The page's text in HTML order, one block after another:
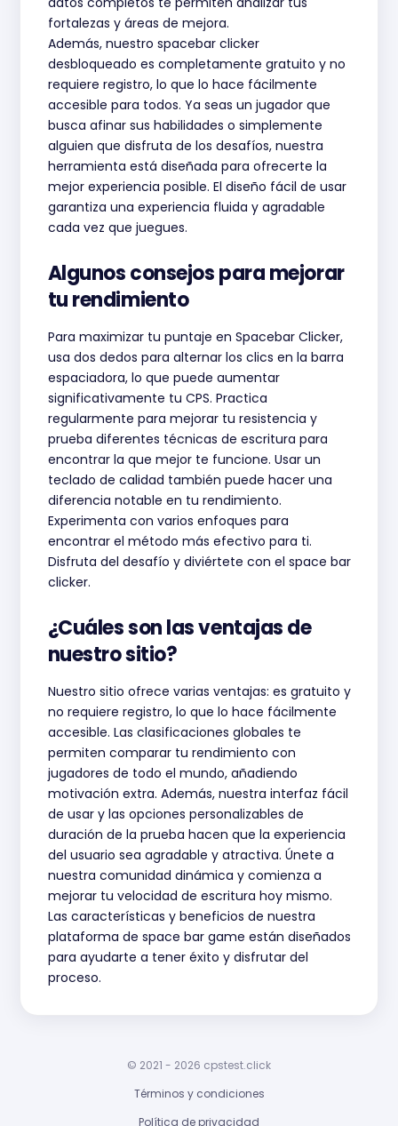
fortalezas y áreas de mejora.
Además, nuestro spacebar clicker
desbloqueado es completamente gratuito y no
requiere registro, lo que lo hace fácilmente
accesible para todos. Ya seas un jugador que
busca afinar sus habilidades o simplemente
alguien que disfruta de los desafíos, nuestra
herramienta está diseñada para ofrecerte la
mejor experiencia posible. El diseño fácil de usar
garantiza una experiencia fluida y agradable
cada vez que juegues.
Algunos consejos para mejorar
tu rendimiento
Para maximizar tu puntaje en Spacebar Clicker,
usa dos dedos para alternar los clics en la barra
espaciadora, lo que puede aumentar
significativamente tu CPS. Practica
regularmente para mejorar tu resistencia y
prueba diferentes técnicas de escritura para
encontrar la que mejor te funcione. Usar un
teclado de calidad también puede hacer una
diferencia notable en tu rendimiento.
Experimenta con varios enfoques para
encontrar el método más efectivo para ti.
Disfruta del desafío y diviértete con el space bar
clicker.
¿Cuáles son las ventajas de
nuestro sitio?
Nuestro sitio ofrece varias ventajas: es gratuito y
no requiere registro, lo que lo hace fácilmente
accesible. Las clasificaciones globales te
permiten comparar tu rendimiento con
jugadores de todo el mundo, añadiendo
motivación extra. Además, nuestra interfaz fácil
de usar y las opciones personalizables de
duración de la prueba hacen que la experiencia
del usuario sea agradable y atractiva. Únete a
nuestra comunidad dinámica y comienza a
mejorar tu velocidad de escritura hoy mismo.
Las características y beneficios de nuestra
plataforma de space bar game están diseñados
para ayudarte a tener éxito y disfrutar del
proceso.
© 2021 - 2026 cpstest.click
Términos y condiciones
Política de privacidad